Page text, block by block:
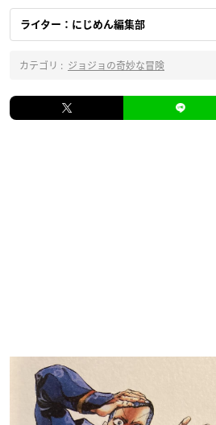
ライター：にじめん編集部
カテゴリ : ジョジョの奇妙な冒険